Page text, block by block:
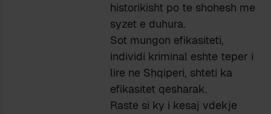
historikisht po te shohesh me
syzet e duhura.
Sot mungon efikasiteti,
individi kriminal eshte teper i
lire ne Shqiperi, shteti ka
efikasitet qesharak.
Raste si ky i kesaj vdekje